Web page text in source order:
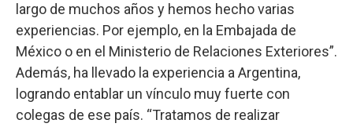
largo de muchos años y hemos hecho varias
experiencias. Por ejemplo, en la Embajada de
México o en el Ministerio de Relaciones Exteriores”.
Además, ha llevado la experiencia a Argentina,
logrando entablar un vínculo muy fuerte con
colegas de ese país. “Tratamos de realizar